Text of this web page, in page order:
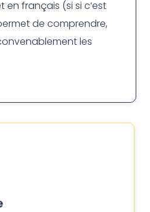
en français (si si c’est
de comprendre,
les